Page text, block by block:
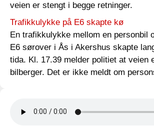
veien er stengt i begge retninger.
Trafikkulykke på E6 skapte kø
En trafikkulykke mellom en personbil
E6 sørover i Ås i Akershus skapte
tida. Kl. 17.39 melder politiet at veien
bilberger. Det er ikke meldt om